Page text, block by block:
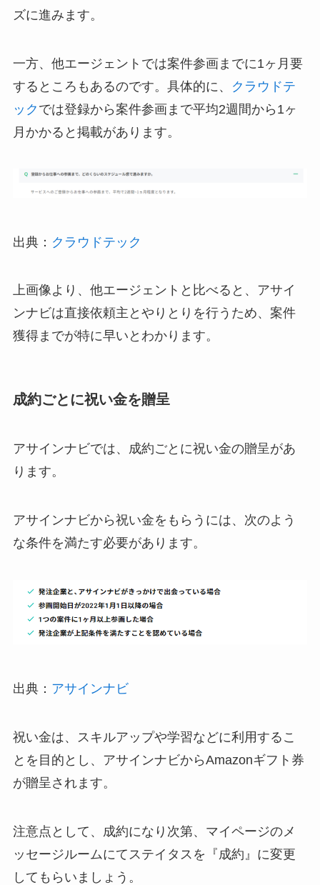
ズに進みます。
一方、他エージェントでは案件参画までに1ヶ月要
するところもあるのです。具体的に、
クラウドテ
ック では登録から案件参画まで平均2週間から1ヶ
月かかると掲載があります。
出典： クラウドテック
上画像より、他エージェントと比べると、アサイ
ンナビは直接依頼主とやりとりを行うため、案件
獲得までが特に早いとわかります。
成約ごとに祝い金を贈呈
アサインナビでは、成約ごとに祝い金の贈呈があ
ります。
アサインナビから祝い金をもらうには、次のよう
な条件を満たす必要があります。
出典： アサインナビ
祝い金は、スキルアップや学習などに利用するこ
とを目的とし、アサインナビからAmazonギフト券
が贈呈されます。
注意点として、成約になり次第、マイページのメ
ッセージルームにてステイタスを『成約』に変更
してもらいましょう。